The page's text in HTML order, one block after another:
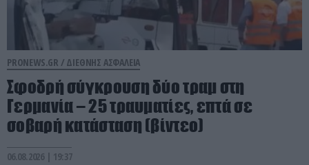
PRONEWS.GR / ΔΙΕΘΝΗΣ ΑΣΦΑΛΕΙΑ
Σφοδρή σύγκρουση δύο τραμ στη
Γερμανία – 25 τραυματίες, επτά σε
σοβαρή κατάσταση (βίντεο)
06.08.2026 | 19:37